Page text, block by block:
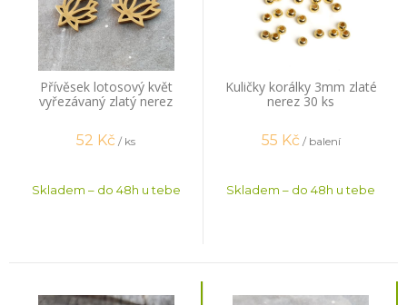
Přívěsek lotosový květ
vyřezávaný zlatý nerez
52 Kč / ks
Skladem – do 48h u tebe
Kuličky korálky 3mm zlaté
nerez 30 ks
55 Kč / balení
Skladem – do 48h u tebe